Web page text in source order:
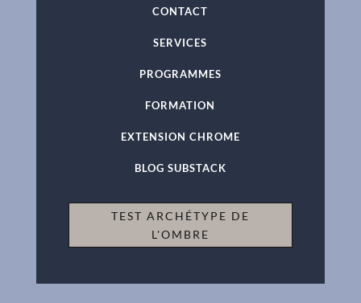
CONTACT
SERVICES
PROGRAMMES
FORMATION
EXTENSION CHROME
BLOG SUBSTACK
TEST ARCHÉTYPE DE
L'OMBRE